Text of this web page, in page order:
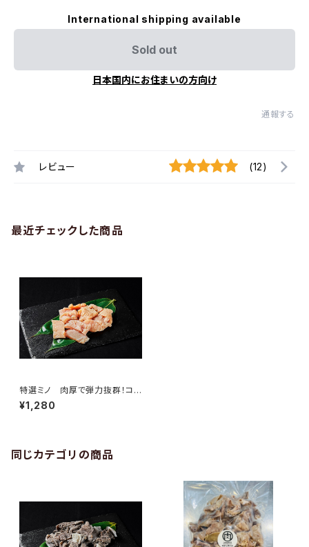
International shipping available
Sold out
日本国内にお住まいの方向け
通報する
レビュー (12)
最近チェックした商品
特選ミノ 肉厚で弾力抜群！コリ
コリ食感がクセになる
¥1,280
同じカテゴリの商品